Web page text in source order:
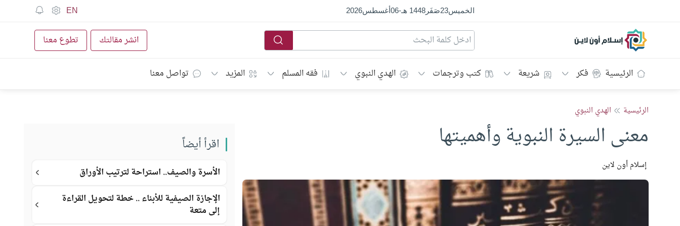
الخميس23صَفَر1448 هـ -
06أغسطس2026
EN
إسلام أون لاين انشر مقالتك تطوع معنا
الرئيسية فكر شريعة كتب وترجمات الهدي النبوي فقه المسلم المزيد تواصل معنا
الرئيسية الهدي النبوي
معنى السيرة النبوية وأهميتها
إسلام أون لاين
اقرأ أيضاً
الأسرة والصيف.. استراحة لترتيب الأوراق
الإجازة الصيفية للأبناء .. خطة لتحويل القراءة
إلى متعة